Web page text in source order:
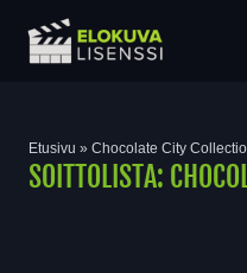
Etusivu » Chocolate City
SOITTOLISTA: